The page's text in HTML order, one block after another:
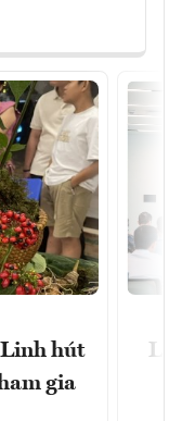
Linh hút
gia